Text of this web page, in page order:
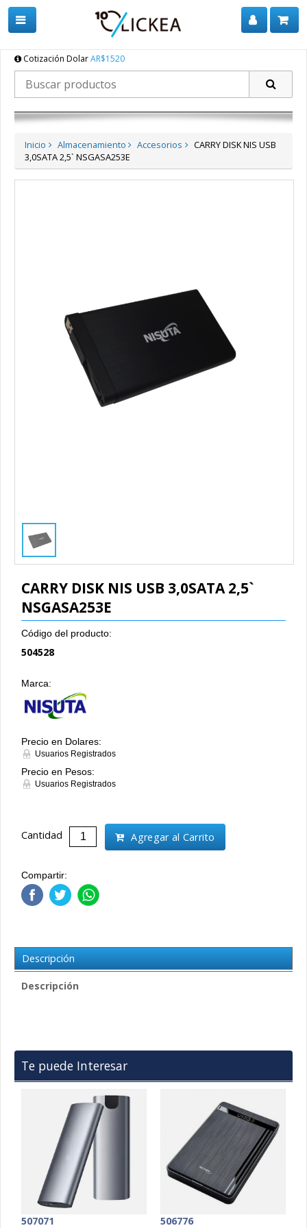
Cotización DolarAR$1520
Inicio Almacenamiento Accesorios
CARRY DISK NIS USB
3,0SATA 2,5` NSGASA253E
CARRY DISK NIS USB 3,0SATA 2,5`
NSGASA253E
Código del producto:
504528
Marca:
Precio en Dolares:
Usuarios Registrados
Precio en Pesos:
Usuarios Registrados
Cantidad Agregar al Carrito
Compartir:
Descripción
Descripción
Te puede Interesar
507071 506776